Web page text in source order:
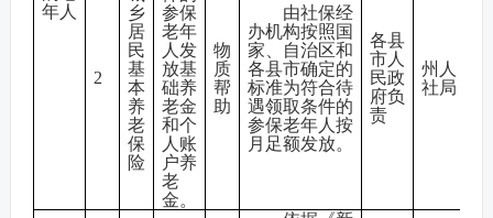
年人
2
乡
居
民
基
本
养
老
保
险
参保
老年
人发
放基
础养
老金
和个
人账
户养
老
金。
物
质
帮
助
由社保经
办机构按照国
家、自治区和
各县市确定的
标准为符合待
遇领取条件的
参保老年人按
月足额发放。
各县
市人
民政
府负
责
州人
社局